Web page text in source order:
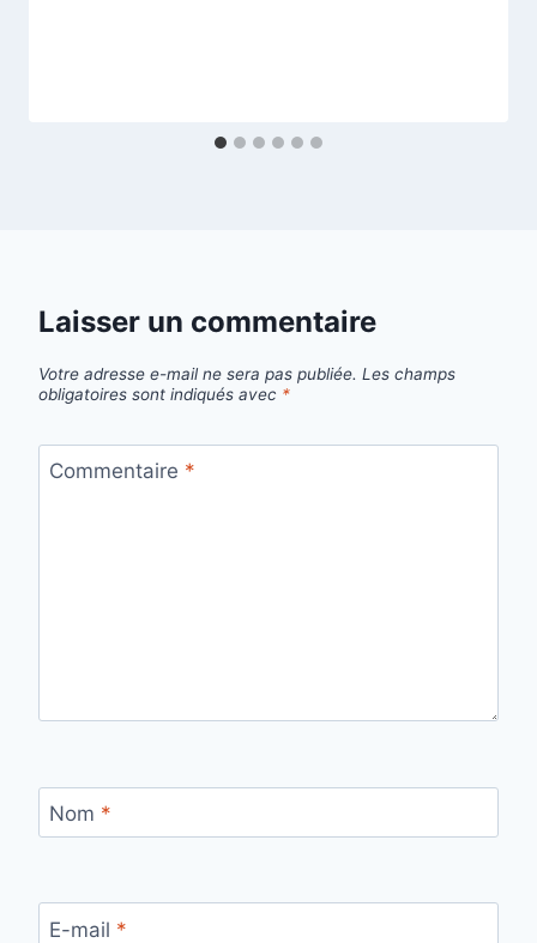
Laisser un commentaire
Votre adresse e-mail ne sera pas publiée. Les champs
obligatoires sont indiqués avec *
Commentaire *
Nom *
E-mail *